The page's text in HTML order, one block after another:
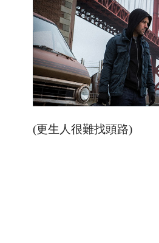
(更生人很難找頭路)